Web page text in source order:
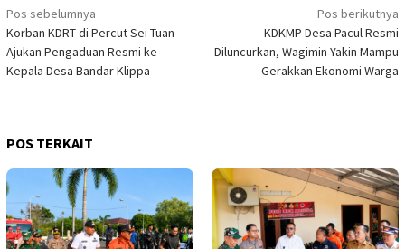
Navigasi
pos
Pos sebelumnya
Korban KDRT di Percut Sei Tuan
Ajukan Pengaduan Resmi ke
Kepala Desa Bandar Klippa
Pos berikutnya
KDKMP Desa Pacul Resmi
Diluncurkan, Wagimin Yakin Mampu
Gerakkan Ekonomi Warga
POS TERKAIT